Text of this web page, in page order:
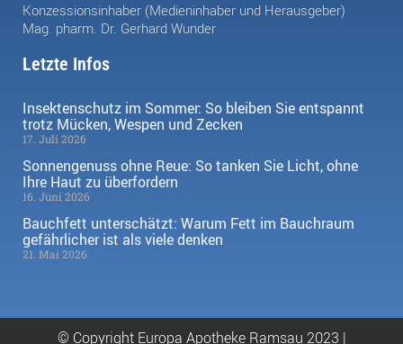
Konzessionsinhaber (Medieninhaber und Herausgeber)
Mag. pharm. Dr. Gerhard Wunder
Letzte Infos
Insektenschutz im Sommer: So bleiben Sie entspannt
trotz Mücken, Wespen und Zecken
17. Juli 2026
Sonnengenuss ohne Reue: So tanken Sie Licht, ohne
Ihre Haut zu überfordern
16. Juni 2026
Bauchfett unterschätzt: Warum Fett im Bauchraum
gefährlicher ist als viele denken
21. Mai 2026
© Copyright Europa Apotheke Ramsau 2023 |